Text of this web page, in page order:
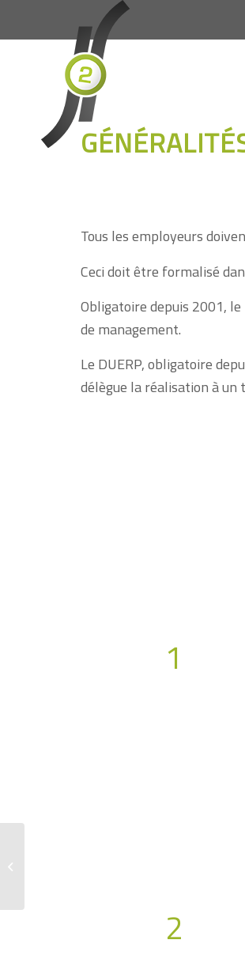
Tous les employeurs
Ceci doit être formalisé
Obligatoire depuis 2001,
de management.
Le DUERP, obligatoire
délègue la réalisation à un
1
2